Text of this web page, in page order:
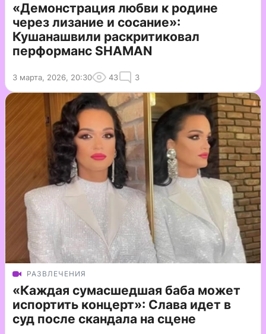
«Демонстрация любви к родине
через лизание и сосание»:
Кушанашвили раскритиковал
перформанс SHAMAN
3 марта, 2026, 20:30 43 3
РАЗВЛЕЧЕНИЯ
«Каждая сумасшедшая баба может
испортить концерт»: Слава идет в
суд после скандала на сцене